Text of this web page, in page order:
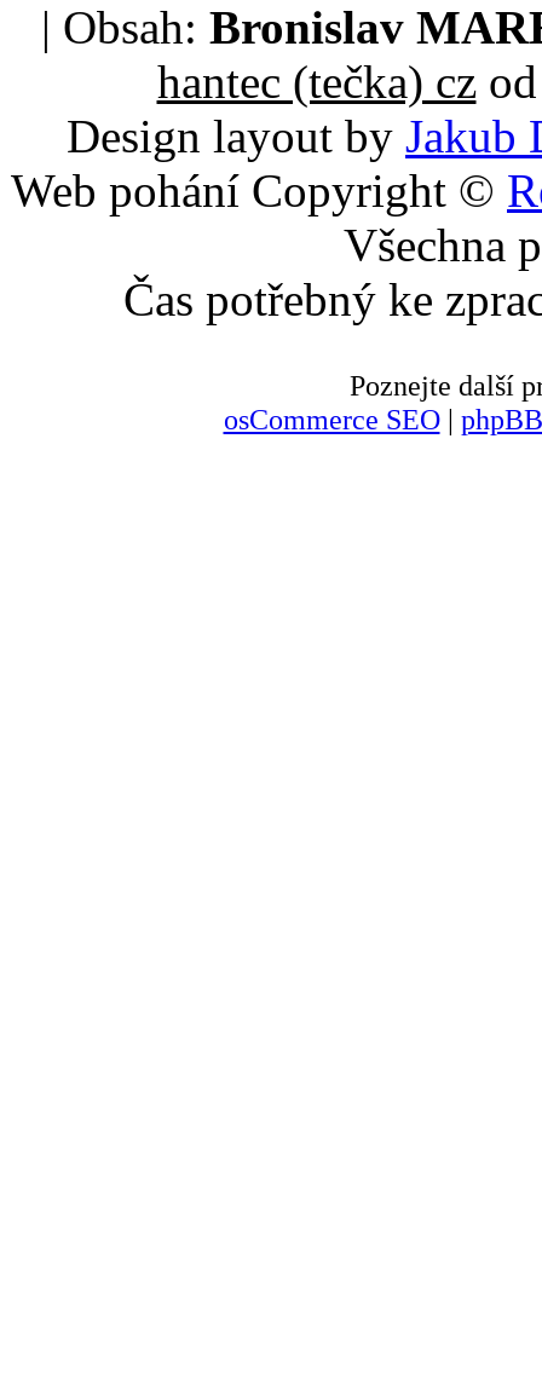
| Obsah: Bronislav
hantec (tečka) czod
Design layout by Jakub
Web pohání Copyright ©
Všechna
Čas potřebný ke
Poznejte další
osCommerce SEO|